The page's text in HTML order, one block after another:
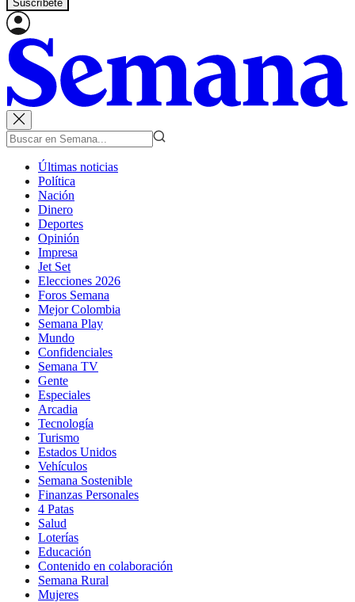
Suscríbete
Últimas noticias
Política
Nación
Dinero
Deportes
Opinión
Impresa
Jet Set
Elecciones 2026
Foros Semana
Mejor Colombia
Semana Play
Mundo
Confidenciales
Semana TV
Gente
Especiales
Arcadia
Tecnología
Turismo
Estados Unidos
Vehículos
Semana Sostenible
Finanzas Personales
4 Patas
Salud
Loterías
Educación
Contenido en colaboración
Semana Rural
Mujeres